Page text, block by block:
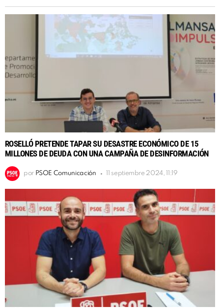
ROSELLÓ PRETENDE TAPAR SU DESASTRE ECONÓMICO DE 15
MILLONES DE DEUDA CON UNA CAMPAÑA DE DESINFORMACIÓN
por PSOE Comunicación 11 septiembre 2024, 11:19